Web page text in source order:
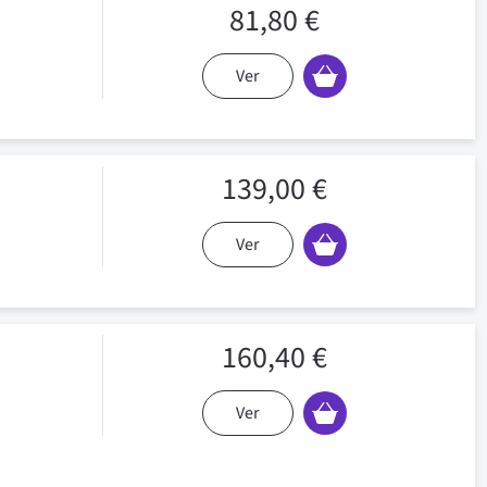
81,80 €
Ver
139,00 €
Ver
160,40 €
Ver